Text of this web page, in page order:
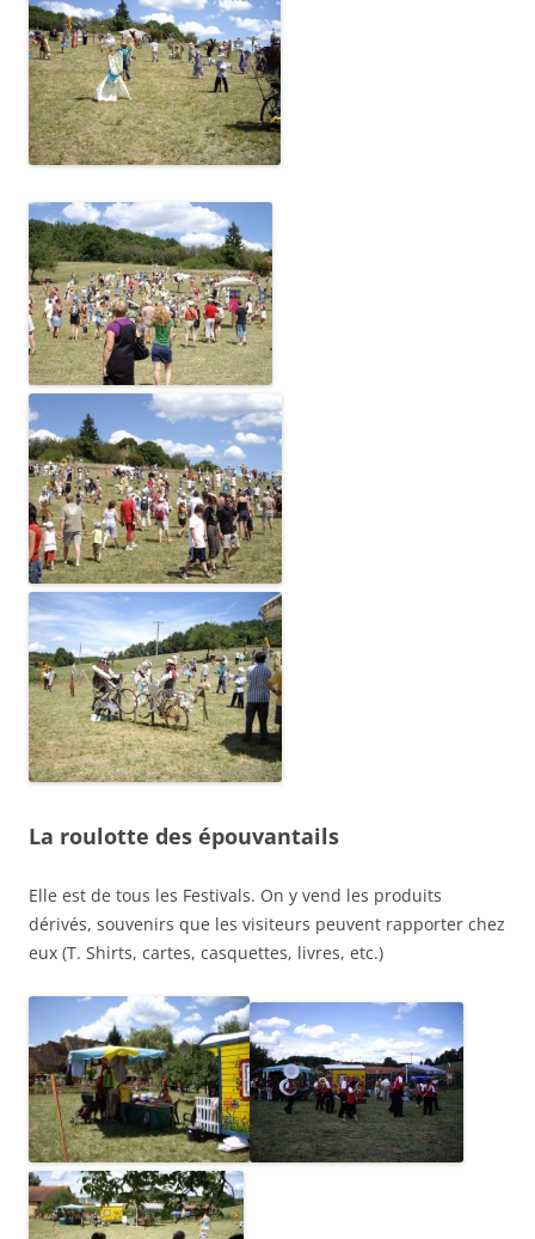
La roulotte des épouvantails
Elle est de tous les Festivals. On y vend les produits
dérivés, souvenirs que les visiteurs peuvent rapporter chez
eux (T. Shirts, cartes, casquettes, livres, etc.)